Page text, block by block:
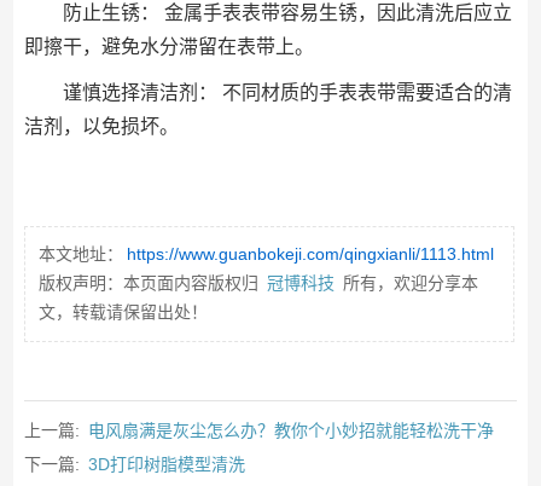
防止生锈： 金属手表表带容易生锈，因此清洗后应立
即擦干，避免水分滞留在表带上。
谨慎选择清洁剂： 不同材质的手表表带需要适合的清
洁剂，以免损坏。
本文地址：
https://www.guanbokeji.com/qingxianli/1113.html
版权声明：本页面内容版权归 冠博科技 所有，欢迎分享本
文，转载请保留出处！
上一篇: 电风扇满是灰尘怎么办？教你个小妙招就能轻松洗干净
下一篇: 3D打印树脂模型清洗